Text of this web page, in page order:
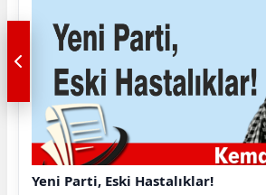
Yeni Parti, Eski Hastalıklar!